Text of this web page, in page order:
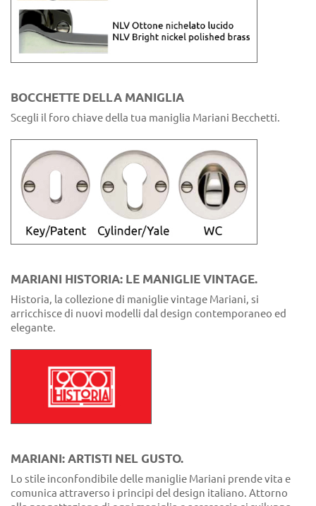
BOCCHETTE DELLA MANIGLIA
Scegli il foro chiave della tua maniglia Mariani Becchetti.
MARIANI HISTORIA: LE MANIGLIE VINTAGE.
Historia, la collezione di maniglie vintage Mariani, si
arricchisce di nuovi modelli dal design contemporaneo ed
elegante.
MARIANI: ARTISTI NEL GUSTO.
Lo stile inconfondibile delle maniglie Mariani prende vita e
comunica attraverso i principi del design italiano. Attorno